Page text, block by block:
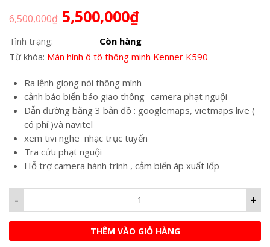
6,500,000₫ 5,500,000₫
Tình trạng:
Còn hàng
Từ khóa: Màn hình ô tô thông minh Kenner K590
Ra lệnh giọng nói thông mình
cảnh báo biển báo giao thông- camera phạt nguội
Dẫn đường bằng 3 bản đồ : googlemaps, vietmaps live (
có phí )và navitel
xem tivi nghe nhạc trục tuyến
Tra cứu phạt nguội
Hỗ trợ camera hành trình , cảm biến áp xuất lốp
+
-
THÊM VÀO GIỎ HÀNG